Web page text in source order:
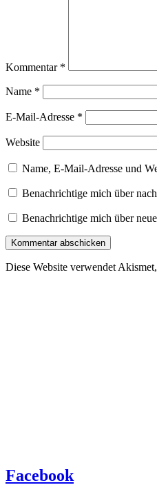
Kommentar *
Name *
E-Mail-Adresse *
Website
Name, E-Mail-Adresse und
Benachrichtige mich über
Benachrichtige mich über
Diese Website verwendet
Facebook